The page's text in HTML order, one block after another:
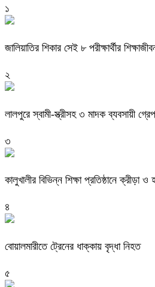
১
জালিয়াতির শিকার সেই ৮ পরীক্ষার্থীর
২
লালপুরে স্বামী-স্ত্রীসহ ৩ মাদক ব্যবসায়ী
৩
কালুখালীর বিভিন্ন শিক্ষা প্রতিষ্ঠানে ক্রীড়া
৪
বোয়ালমারীতে ট্রেনের ধাক্কায় বৃদ্ধা নিহত
৫